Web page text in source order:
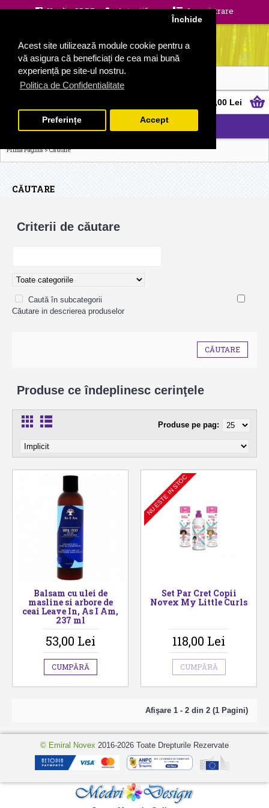
Acest site utilizează module cookie pentru a
vă asigura că beneficiați de cea mai bună
experiență pe site-ul nostru.
Politica de Confidentialitate
Închide
Preferințe Accept
Unelte GDPR Autentificare Inregistrare
0 produs(e) - 0,00 Lei
CATEGORII
Prima Pagină>Căutare
CĂUTARE
Criterii de căutare
Caută în subcategorii
Căutare in descrierea produselor
Produse ce îndeplinesc cerinţele
Produse pe pag:
Balsam cu ulei de
masline si arbore de
ceai Leave In, As I Am,
237 ml
53,00 Lei
CUMPĂRĂ
NU ESTE IN STOC
Set Par Cret Copii
Novex My Little Curls
118,00 Lei
CUMPĂRĂ
Afişare 1 - 2 din 2 (1 Pagini)
© Emiral Novex 2016-2026 Toate Drepturile Rezervate